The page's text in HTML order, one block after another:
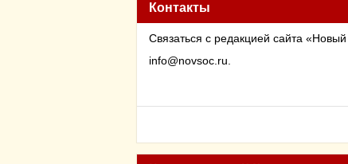
Контакты
Связаться с редакцией сайта
info@novsoc ru